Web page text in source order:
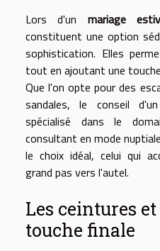
Lors d'un mariage
constituent une option
sophistication. Elles
tout en ajoutant une
Que l'on opte pour des
sandales, le conseil
spécialisé dans le
consultant en mode
le choix idéal, celui qui
grand pas vers l'autel.
Les ceintures
touche finale